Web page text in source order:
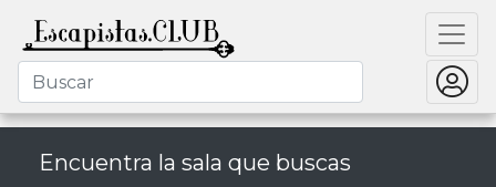
Encuentra la sala que buscas